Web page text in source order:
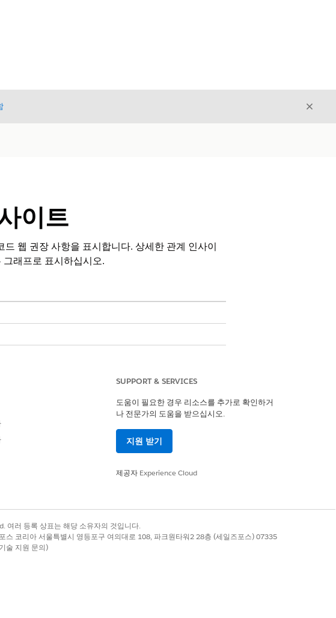
닫기
이트
웹 권장 사항을 표시합니다. 상세한 관계 인사이
래프로 표시하십시오.
이 구성되어 있는지 확인합니다. 또한 Einstein 관계
니다.
SUPPORT & SERVICES
도움이 필요한 경우 리소스를 추가로 확인하거
나 전문가의 도움을 받으십시오.
지원 받기
제공자 Experience Cloud
러 등록 상표는 해당 소유자의 것입니다.
스 코리아 서울특별시 영등포구 여의대로 108, 파크원타워2 28층 (세일즈포스) 07335
술 지원 문의)